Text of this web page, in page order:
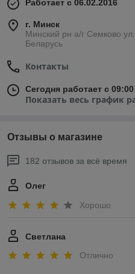
Работает с 06.02.2016
г. Минск
Минский рн а/г Семково
Беларусь
Контакты
Сегодня работает с
Показать весь график
Отзывы о магазине
182 отзывов за всё время
Олег
Хорошо
Светлана
Отлично